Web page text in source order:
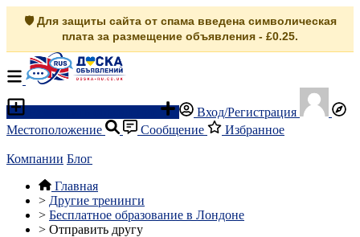
🛡️ Для защиты сайта от спама введена символическая
плата за размещение объявления - £0.25.
Вход/Регистрация
Местоположение
Сообщение Избранное
Компании Блог
Главная
> Другие тренинги
> Бесплатное образование в Лондоне
> Отправить другу